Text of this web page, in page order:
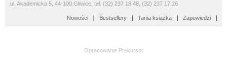
ul. Akademicka 5, 44-100 Gliwice, tel. (32) 237 18 48, (32) 237 17 26
Nowości Bestsellery Tania książka Zapowiedzi
Opracowanie Prekursor